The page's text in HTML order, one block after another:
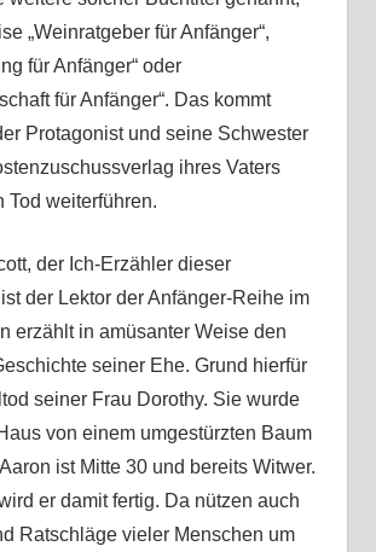
„Weinratgeber für Anfänger“,
für Anfänger“ oder
für Anfänger“. Das kommt
Protagonist und seine Schwester
ihres Vaters
Tod weiterführen.
der Ich-Erzähler dieser
der Lektor der Anfänger-Reihe im
erzählt in amüsanter Weise den
seiner Ehe. Grund hierfür
seiner Frau Dorothy. Sie wurde
von einem umgestürzten Baum
ist Mitte 30 und bereits Witwer.
er damit fertig. Da nützen auch
Ratschläge vieler Menschen um